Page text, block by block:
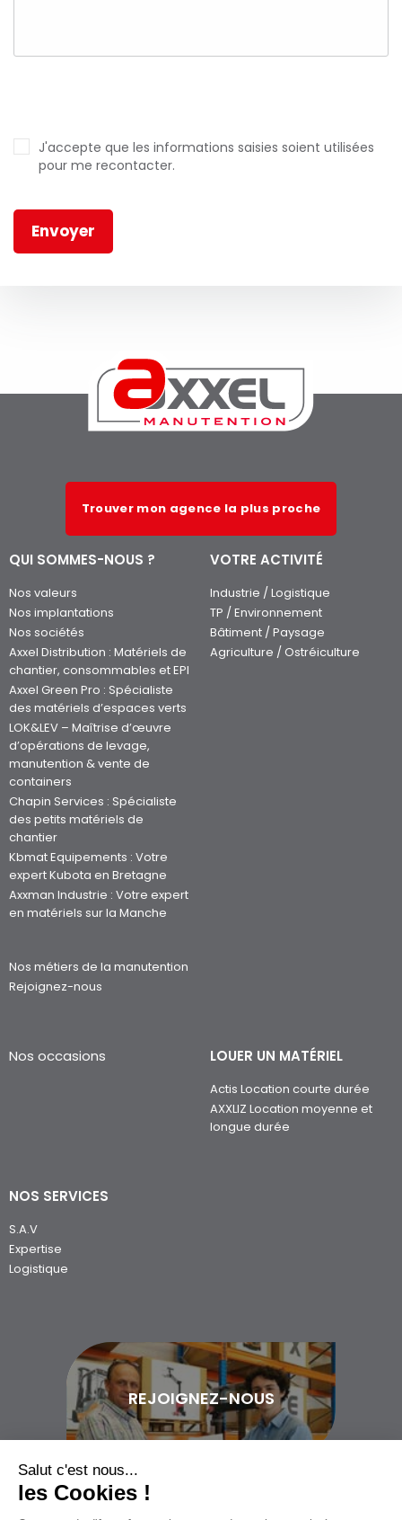
J'accepte que les informations saisies soient utilisées
pour me recontacter.
Trouver mon agence la plus proche
QUI SOMMES-NOUS ?
Nos valeurs
Nos implantations
Nos sociétés
Axxel Distribution : Matériels de
chantier, consommables et EPI
Axxel Green Pro : Spécialiste
des matériels d’espaces verts
LOK&LEV – Maîtrise d’œuvre
d’opérations de levage,
manutention & vente de
containers
Chapin Services : Spécialiste
des petits matériels de
chantier
Kbmat Equipements : Votre
expert Kubota en Bretagne
Axxman Industrie : Votre expert
en matériels sur la Manche
Nos métiers de la manutention
Rejoignez-nous
VOTRE ACTIVITÉ
Industrie / Logistique
TP / Environnement
Bâtiment / Paysage
Agriculture / Ostréiculture
Nos occasions LOUER UN MATÉRIEL
Actis Location courte durée
AXXLIZ Location moyenne et
longue durée
NOS SERVICES
S.A.V
Expertise
Logistique
REJOIGNEZ-NOUS
Salut c'est nous...
les Cookies !